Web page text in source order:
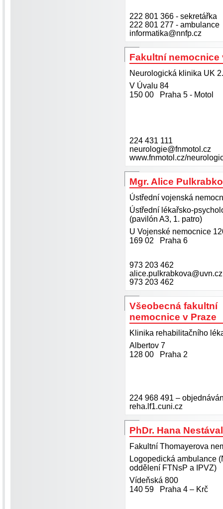
222 801 366 - sekretářka
222 801 277 - ambulance
informatika@nnfp.cz
Fakultní nemocnice
Neurologická klinika UK
V Úvalu 84
150 00 Praha 5 - Motol
224 431 111
neurologie@fnmotol.cz
www.fnmotol.cz/
Mgr. Alice
Ústřední vojenská
Ústřední lékařsko-
(pavilón A3, 1. patro)
U Vojenské nemocnice
169 02 Praha 6
973 203 462
alice.pulkrabkova@uvn.cz
973 203 462
Všeobecná fakultní
nemocnice v Praze
Klinika rehabilitačního
Albertov 7
128 00 Praha 2
224 968 491 –
reha.lf1.cuni.cz
PhDr. Hana
Fakultní Thomayerova
Logopedická ambulance
oddělení FTNsP a IPVZ)
Vídeňská 800
140 59 Praha 4 – Krč